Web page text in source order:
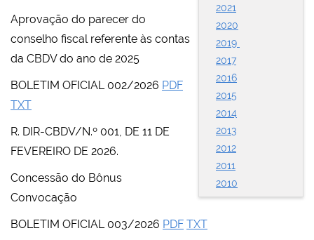
2021
2020
2019
2017
2016
2015
2014
2013
2012
2011
2010
Aprovação do parecer do
conselho fiscal referente às contas
da CBDV do ano de 2025
BOLETIM OFICIAL 002/2026 PDF
TXT
R. DIR-CBDV/N.º 001, DE 11 DE
FEVEREIRO DE 2026.
Concessão do Bônus
Convocação
BOLETIM OFICIAL 003/2026 PDF TXT